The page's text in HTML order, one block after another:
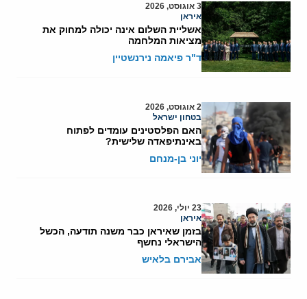
3 אוגוסט, 2026
איראן
אשליית השלום אינה יכולה למחוק את
מציאות המלחמה
ד"ר פיאמה נירנשטיין
2 אוגוסט, 2026
בטחון ישראל
האם הפלסטינים עומדים לפתוח
באינתיפאדה שלישית?
יוני בן-מנחם
23 יולי, 2026
איראן
בזמן שאיראן כבר משנה תודעה, הכשל
הישראלי נחשף
אבירם בלאיש